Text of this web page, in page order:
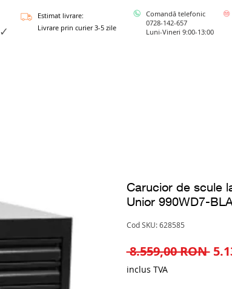
Estimat livrare:
Livrare prin curier 3-5 zile
Comandă telefonic
0728-142-657
Luni-Vineri 9:00-13:00
Carucior de scule
Unior 990WD7-
Cod SKU: 628585
8.559,00 RON
inclus TVA